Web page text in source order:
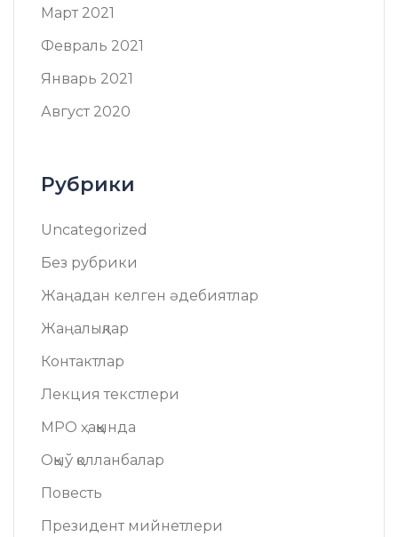
Март 2021
Февраль 2021
Январь 2021
Август 2020
Рубрики
Uncategorized
Без рубрики
Жаңадан келген әдебиятлар
Жаңалықлар
Контактлар
Лекция текстлери
МРО ҳаққында
Оқыў қолланбалар
Повесть
Президент мийнетлери